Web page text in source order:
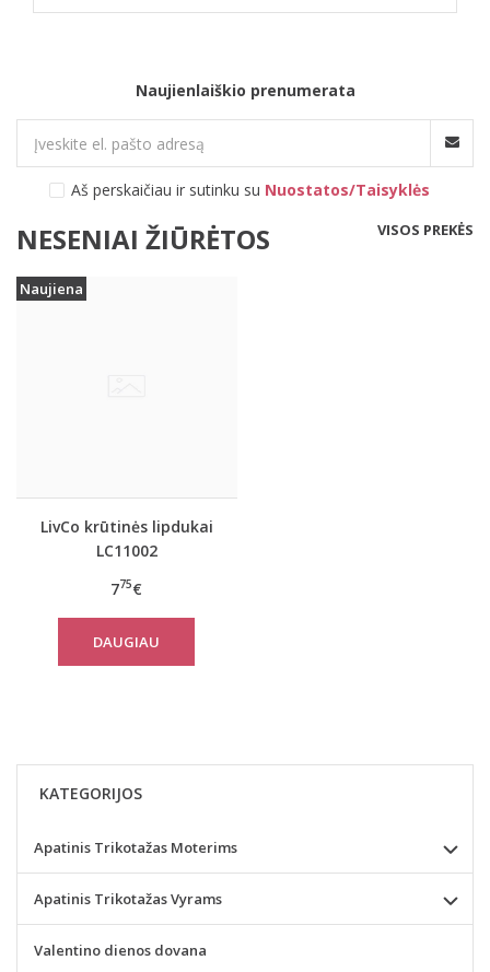
Naujienlaiškio prenumerata
Aš perskaičiau ir sutinku su Nuostatos/Taisyklės
NESENIAI ŽIŪRĖTOS VISOS PREKĖS
Naujiena
LivCo krūtinės lipdukai
LC11002
775€
DAUGIAU
KATEGORIJOS
Apatinis Trikotažas Moterims
Apatinis Trikotažas Vyrams
Valentino dienos dovana